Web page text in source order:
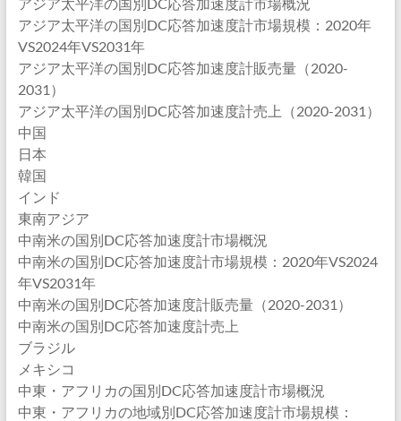
アジア太平洋の国別DC応答加速度計市場規模：2020年
VS2024年VS2031年
アジア太平洋の国別DC応答加速度計販売量（2020-
2031）
アジア太平洋の国別DC応答加速度計売上（2020-2031）
中国
日本
韓国
インド
東南アジア
中南米の国別DC応答加速度計市場概況
中南米の国別DC応答加速度計市場規模：2020年VS2024
年VS2031年
中南米の国別DC応答加速度計販売量（2020-2031）
中南米の国別DC応答加速度計売上
ブラジル
メキシコ
中東・アフリカの国別DC応答加速度計市場概況
中東・アフリカの地域別DC応答加速度計市場規模：